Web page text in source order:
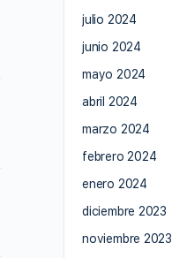
julio 2024
junio 2024
mayo 2024
abril 2024
marzo 2024
febrero 2024
enero 2024
diciembre 2023
noviembre 2023